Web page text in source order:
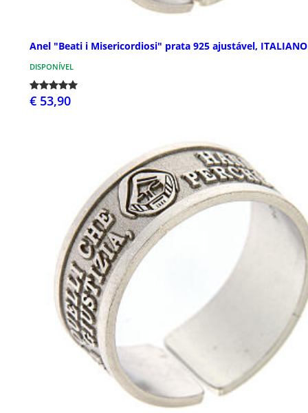
Anel "Beati i Misericordiosi" prata 925 ajustável, ITALIANO
DISPONÍVEL
€ 53,90